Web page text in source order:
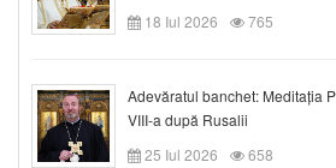
18 Iul 2026
765
Adevăratul banchet: Meditația
VIII-a după Rusalii
25 Iul 2026
658